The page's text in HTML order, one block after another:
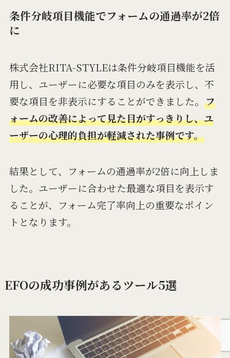
条件分岐項目機能でフォームの通過率が2倍
に
株式会社RITA-STYLEは条件分岐項目機能を活
用し、ユーザーに必要な項目のみを表示し、不
要な項目を非表示にすることができました。 フ
ォームの改善によって見た目がすっきりし、ユ
ーザーの心理的負担が軽減された事例です。
結果として、フォームの通過率が2倍に向上しま
した。ユーザーに合わせた最適な項目を表示す
ることが、フォーム完了率向上の重要なポイン
トとなります。
EFOの成功事例があるツール5選